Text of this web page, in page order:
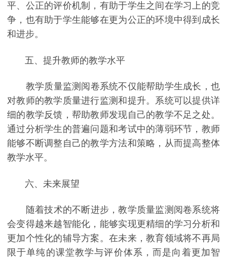
平、公正的评价机制，有助于学生之间在学习上的竞
争，也有助于学生能够在更为公正的环境中得到成长
和进步。
五、提升教师的教学水平
教学质量监测阅卷系统不仅能帮助学生成长，也
对教师的教学质量进行监测和提升。系统可以提供详
细的教学反馈，帮助教师发现自己的教学不足之处。
通过分析学生的普遍问题和考试中的薄弱环节，教师
能够不断调整自己的教学方法和策略，从而提高整体
教学水平。
六、未来展望
随着技术的不断进步，教学质量监测阅卷系统将
会变得越来越智能化，能够实现更精细的学习分析和
更加个性化的辅导方案。在未来，教育领域将不再局
限于单纯的课堂教学与评价体系，而是向着更加智